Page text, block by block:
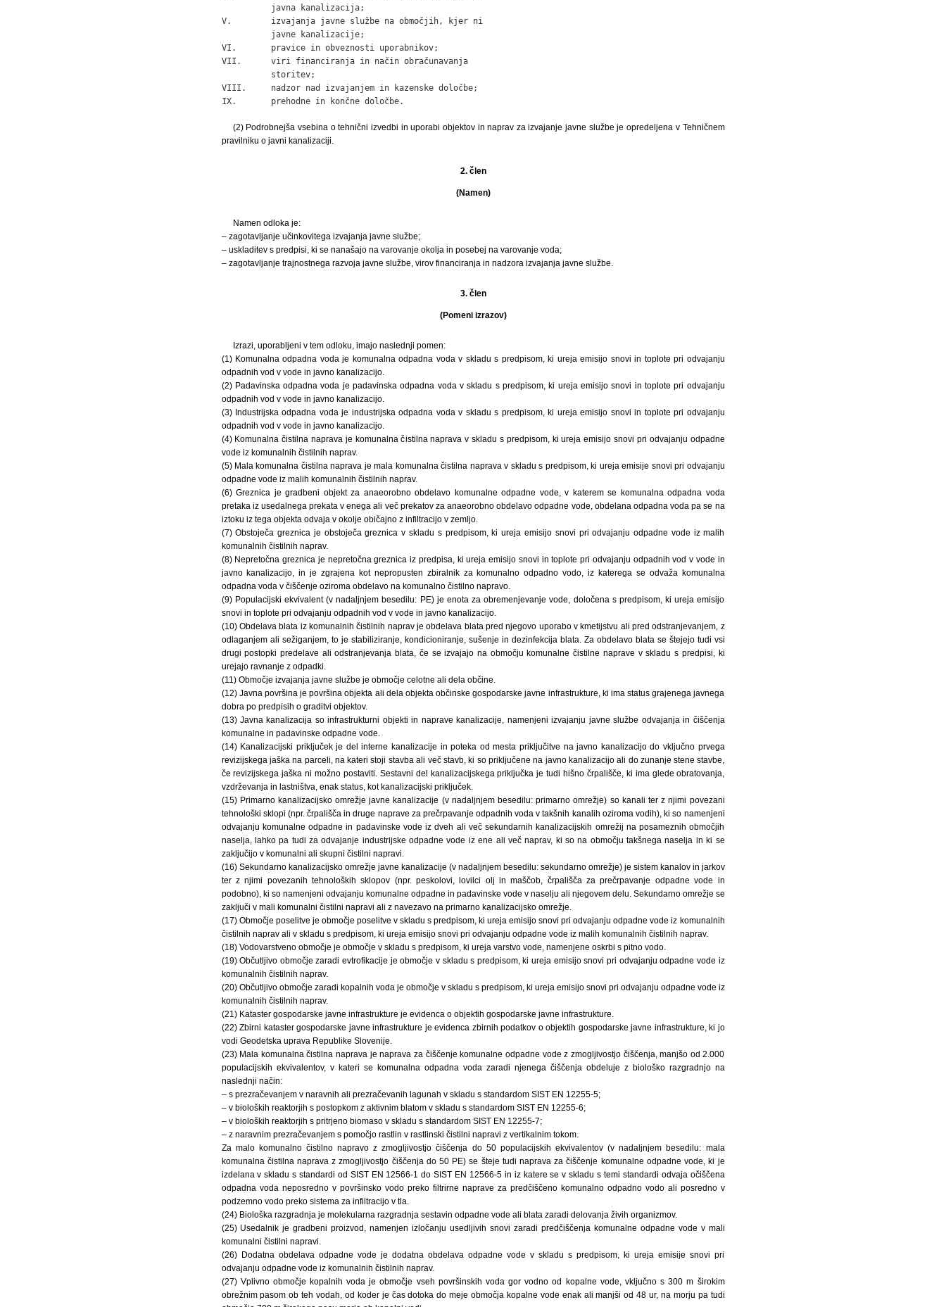
          javna kanalizacija;
V.        izvajanja javne službe na območjih, kjer ni
          javne kanalizacije;
VI.       pravice in obveznosti uporabnikov;
VII.      viri financiranja in način obračunavanja
          storitev;
VIII.     nadzor nad izvajanjem in kazenske določbe;
IX.       prehodne in končne določbe.
(2) Podrobnejša vsebina o tehnični izvedbi in uporabi objektov in naprav za izvajanje javne službe je opredeljena v Tehničnem
pravilniku o javni kanalizaciji.
2. člen
(Namen)
Namen odloka je:
– zagotavljanje učinkovitega izvajanja javne službe;
– uskladitev s predpisi, ki se nanašajo na varovanje okolja in posebej na varovanje voda;
– zagotavljanje trajnostnega razvoja javne službe, virov financiranja in nadzora izvajanja javne službe.
3. člen
(Pomeni izrazov)
Izrazi, uporabljeni v tem odloku, imajo naslednji pomen:
(1) Komunalna odpadna voda je komunalna odpadna voda v skladu s predpisom, ki ureja emisijo snovi in toplote pri odvajanju
odpadnih vod v vode in javno kanalizacijo.
(2) Padavinska odpadna voda je padavinska odpadna voda v skladu s predpisom, ki ureja emisijo snovi in toplote pri odvajanju
odpadnih vod v vode in javno kanalizacijo.
(3) Industrijska odpadna voda je industrijska odpadna voda v skladu s predpisom, ki ureja emisijo snovi in toplote pri odvajanju
odpadnih vod v vode in javno kanalizacijo.
(4) Komunalna čistilna naprava je komunalna čistilna naprava v skladu s predpisom, ki ureja emisijo snovi pri odvajanju odpadne
vode iz komunalnih čistilnih naprav.
(5) Mala komunalna čistilna naprava je mala komunalna čistilna naprava v skladu s predpisom, ki ureja emisije snovi pri odvajanju
odpadne vode iz malih komunalnih čistilnih naprav.
(6) Greznica je gradbeni objekt za anaeorobno obdelavo komunalne odpadne vode, v katerem se komunalna odpadna voda
pretaka iz usedalnega prekata v enega ali več prekatov za anaeorobno obdelavo odpadne vode, obdelana odpadna voda pa se na
iztoku iz tega objekta odvaja v okolje običajno z infiltracijo v zemljo.
(7) Obstoječa greznica je obstoječa greznica v skladu s predpisom, ki ureja emisijo snovi pri odvajanju odpadne vode iz malih
komunalnih čistilnih naprav.
(8) Nepretočna greznica je nepretočna greznica iz predpisa, ki ureja emisijo snovi in toplote pri odvajanju odpadnih vod v vode in
javno kanalizacijo, in je zgrajena kot nepropusten zbiralnik za komunalno odpadno vodo, iz katerega se odvaža komunalna
odpadna voda v čiščenje oziroma obdelavo na komunalno čistilno napravo.
(9) Populacijski ekvivalent (v nadaljnjem besedilu: PE) je enota za obremenjevanje vode, določena s predpisom, ki ureja emisijo
snovi in toplote pri odvajanju odpadnih vod v vode in javno kanalizacijo.
(10) Obdelava blata iz komunalnih čistilnih naprav je obdelava blata pred njegovo uporabo v kmetijstvu ali pred odstranjevanjem, z
odlaganjem ali sežiganjem, to je stabiliziranje, kondicioniranje, sušenje in dezinfekcija blata. Za obdelavo blata se štejejo tudi vsi
drugi postopki predelave ali odstranjevanja blata, če se izvajajo na območju komunalne čistilne naprave v skladu s predpisi, ki
urejajo ravnanje z odpadki.
(11) Območje izvajanja javne službe je območje celotne ali dela občine.
(12) Javna površina je površina objekta ali dela objekta občinske gospodarske javne infrastrukture, ki ima status grajenega javnega
dobra po predpisih o graditvi objektov.
(13) Javna kanalizacija so infrastrukturni objekti in naprave kanalizacije, namenjeni izvajanju javne službe odvajanja in čiščenja
komunalne in padavinske odpadne vode.
(14) Kanalizacijski priključek je del interne kanalizacije in poteka od mesta priključitve na javno kanalizacijo do vključno prvega
revizijskega jaška na parceli, na kateri stoji stavba ali več stavb, ki so priključene na javno kanalizacijo ali do zunanje stene stavbe,
če revizijskega jaška ni možno postaviti. Sestavni del kanalizacijskega priključka je tudi hišno črpališče, ki ima glede obratovanja,
vzdrževanja in lastništva, enak status, kot kanalizacijski priključek.
(15) Primarno kanalizacijsko omrežje javne kanalizacije (v nadaljnjem besedilu: primarno omrežje) so kanali ter z njimi povezani
tehnološki sklopi (npr. črpališča in druge naprave za prečrpavanje odpadnih voda v takšnih kanalih oziroma vodih), ki so namenjeni
odvajanju komunalne odpadne in padavinske vode iz dveh ali več sekundarnih kanalizacijskih omrežij na posameznih območjih
naselja, lahko pa tudi za odvajanje industrijske odpadne vode iz ene ali več naprav, ki so na območju takšnega naselja in ki se
zaključijo v komunalni ali skupni čistilni napravi.
(16) Sekundarno kanalizacijsko omrežje javne kanalizacije (v nadaljnjem besedilu: sekundarno omrežje) je sistem kanalov in jarkov
ter z njimi povezanih tehnoloških sklopov (npr. peskolovi, lovilci olj in maščob, črpališča za prečrpavanje odpadne vode in
podobno), ki so namenjeni odvajanju komunalne odpadne in padavinske vode v naselju ali njegovem delu. Sekundarno omrežje se
zaključi v mali komunalni čistilni napravi ali z navezavo na primarno kanalizacijsko omrežje.
(17) Območje poselitve je območje poselitve v skladu s predpisom, ki ureja emisijo snovi pri odvajanju odpadne vode iz komunalnih
čistilnih naprav ali v skladu s predpisom, ki ureja emisijo snovi pri odvajanju odpadne vode iz malih komunalnih čistilnih naprav.
(18) Vodovarstveno območje je območje v skladu s predpisom, ki ureja varstvo vode, namenjene oskrbi s pitno vodo.
(19) Občutljivo območje zaradi evtrofikacije je območje v skladu s predpisom, ki ureja emisijo snovi pri odvajanju odpadne vode iz
komunalnih čistilnih naprav.
(20) Občutljivo območje zaradi kopalnih voda je območje v skladu s predpisom, ki ureja emisijo snovi pri odvajanju odpadne vode iz
komunalnih čistilnih naprav.
(21) Kataster gospodarske javne infrastrukture je evidenca o objektih gospodarske javne infrastrukture.
(22) Zbirni kataster gospodarske javne infrastrukture je evidenca zbirnih podatkov o objektih gospodarske javne infrastrukture, ki jo
vodi Geodetska uprava Republike Slovenije.
(23) Mala komunalna čistilna naprava je naprava za čiščenje komunalne odpadne vode z zmogljivostjo čiščenja, manjšo od 2.000
populacijskih ekvivalentov, v kateri se komunalna odpadna voda zaradi njenega čiščenja obdeluje z biološko razgradnjo na
naslednji način:
– s prezračevanjem v naravnih ali prezračevanih lagunah v skladu s standardom SIST EN 12255-5;
– v bioloških reaktorjih s postopkom z aktivnim blatom v skladu s standardom SIST EN 12255-6;
– v bioloških reaktorjih s pritrjeno biomaso v skladu s standardom SIST EN 12255-7;
– z naravnim prezračevanjem s pomočjo rastlin v rastlinski čistilni napravi z vertikalnim tokom.
Za malo komunalno čistilno napravo z zmogljivostjo čiščenja do 50 populacijskih ekvivalentov (v nadaljnjem besedilu: mala
komunalna čistilna naprava z zmogljivostjo čiščenja do 50 PE) se šteje tudi naprava za čiščenje komunalne odpadne vode, ki je
izdelana v skladu s standardi od SIST EN 12566-1 do SIST EN 12566-5 in iz katere se v skladu s temi standardi odvaja očiščena
odpadna voda neposredno v površinsko vodo preko filtrirne naprave za predčiščeno komunalno odpadno vodo ali posredno v
podzemno vodo preko sistema za infiltracijo v tla.
(24) Biološka razgradnja je molekularna razgradnja sestavin odpadne vode ali blata zaradi delovanja živih organizmov.
(25) Usedalnik je gradbeni proizvod, namenjen izločanju usedljivih snovi zaradi predčiščenja komunalne odpadne vode v mali
komunalni čistilni napravi.
(26) Dodatna obdelava odpadne vode je dodatna obdelava odpadne vode v skladu s predpisom, ki ureja emisije snovi pri
odvajanju odpadne vode iz komunalnih čistilnih naprav.
(27) Vplivno območje kopalnih voda je območje vseh površinskih voda gor vodno od kopalne vode, vključno s 300 m širokim
obrežnim pasom ob teh vodah, od koder je čas dotoka do meje območja kopalne vode enak ali manjši od 48 ur, na morju pa tudi